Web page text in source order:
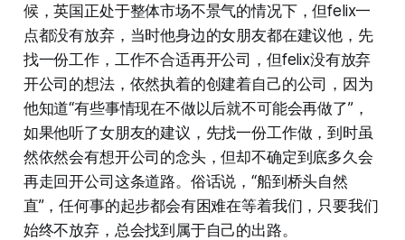
候，英国正处于整体市场不景气的情况下，但felix一
点都没有放弃，当时他身边的女朋友都在建议他，先
找一份工作，工作不合适再开公司，但felix没有放弃
开公司的想法，依然执着的创建着自己的公司，因为
他知道“有些事情现在不做以后就不可能会再做了”，
如果他听了女朋友的建议，先找一份工作做，到时虽
然依然会有想开公司的念头，但却不确定到底多久会
再走回开公司这条道路。俗话说，“船到桥头自然
直”，任何事的起步都会有困难在等着我们，只要我们
始终不放弃，总会找到属于自己的出路。